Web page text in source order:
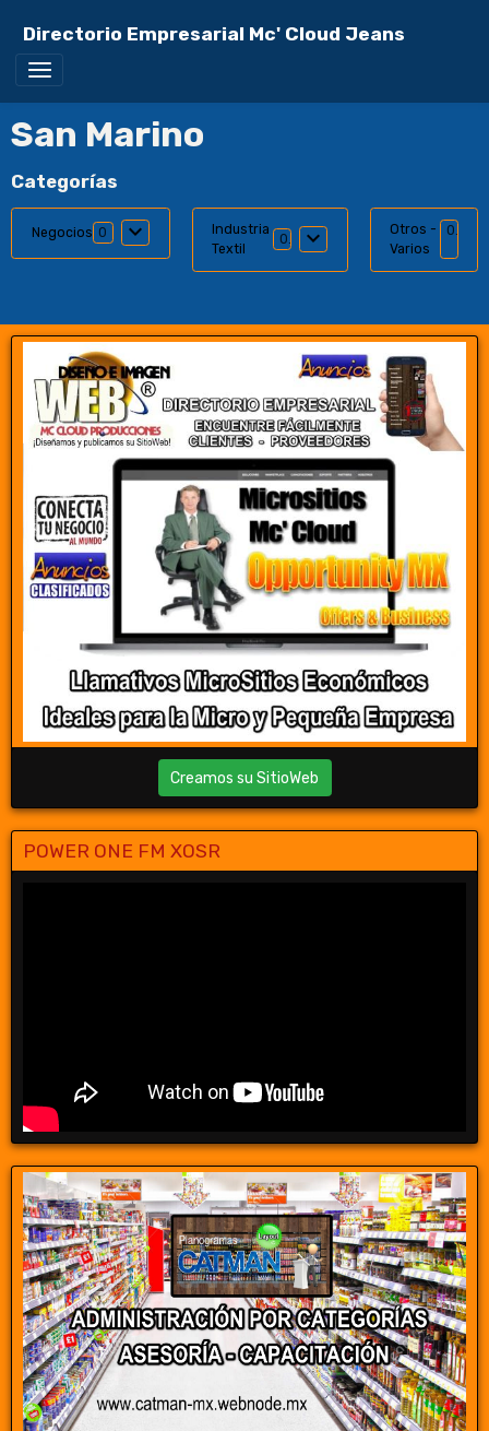
Directorio Empresarial Mc' Cloud Jeans
San Marino
Categorías
Negocios 0
Industria
Textil
0
Otros -
Varios
0
Creamos su SitioWeb
POWER ONE FM XOSR